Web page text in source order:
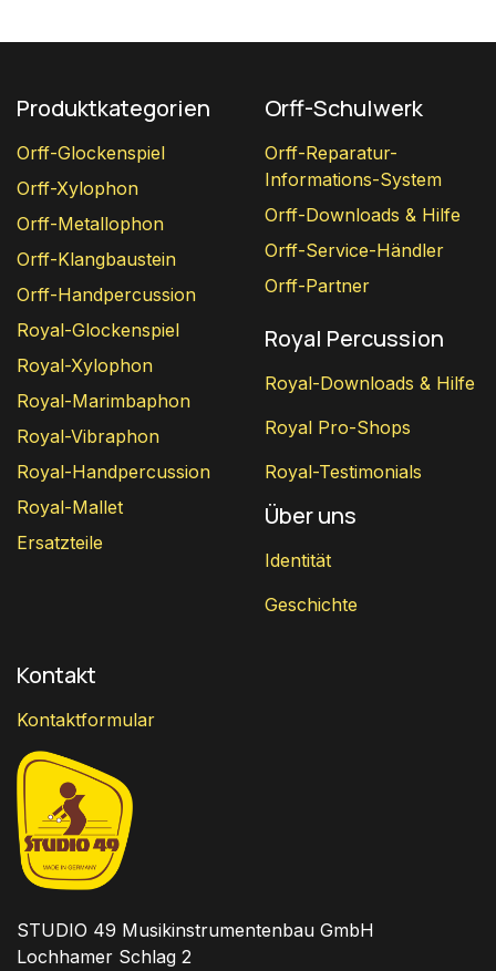
Produktkategorien
Orff-Glockenspiel
Orff-Xylophon
Orff-Metallophon
Orff-Klangbaustein
Orff-Handpercussion
Royal-Glockenspiel
Royal-Xylophon
Royal-Marimbaphon
Royal-Vibraphon
Royal-Handpercussion
Royal-Mallet
Ersatzteile
Orff-Schulwerk
Orff-Reparatur-
Informations-System
Orff-Downloads & Hilfe
Orff-Service-Händler
Orff-Partner
Royal Percussion
Royal-Downloads & Hilfe
Royal Pro-Shops
Royal-Testimonials
Über uns
Identität
Geschichte
Kontakt
Kontaktformular
STUDIO 49 Musikinstrumentenbau GmbH
Lochhamer Schlag 2